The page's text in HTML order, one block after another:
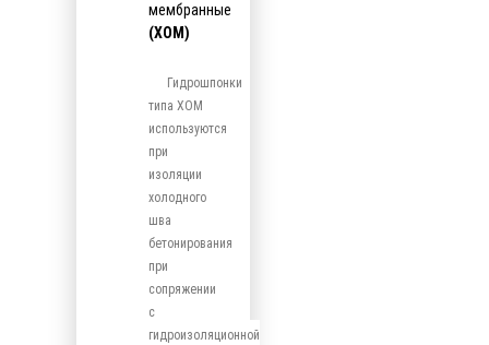
мембранные
(ХОМ)
Гидрошпонки
типа ХОМ
используются
при
изоляции
холодного
шва
бетонирования
при
сопряжении
с
гидроизоляционной